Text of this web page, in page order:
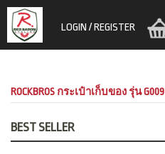
LOGIN / REGISTER
ROCKBROS กระเป๋าเก็บของ รุ่น G009
BEST SELLER